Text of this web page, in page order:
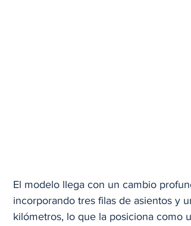
El modelo llega con un cambio
incorporando tres filas de asientos y
kilómetros, lo que la posiciona como